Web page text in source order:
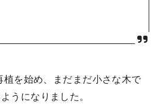
を始め、まだまだ小さな木で
うになりました。